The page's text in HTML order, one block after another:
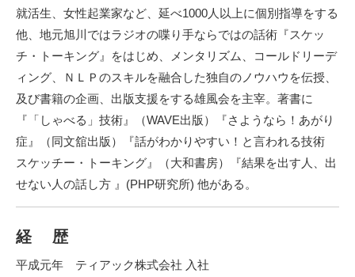
就活生、女性起業家など、延べ1000人以上に個別指導をする
他、地元旭川ではラジオの喋り手ならではの話術『スケッ
チ・トーキング』をはじめ、メンタリズム、コールドリーデ
ィング、ＮＬＰのスキルを融合した独自のノウハウを伝授、
及び書籍の企画、出版支援をする雄風会を主宰。著書に
『「しゃべる」技術』（WAVE出版）『さようなら！あがり
症』（同文舘出版）『話がわかりやすい！と言われる技術
スケッチー・トーキング』（大和書房）『結果を出す人、出
せない人の話し方 』(PHP研究所) 他がある。
経 歴
平成元年 ティアック株式会社 入社